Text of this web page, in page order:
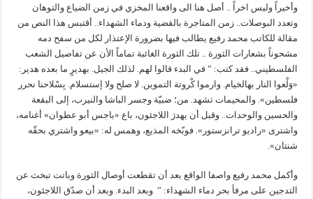
وأخيراً وليس اخراً .. أصل هنا الى واقعنا المخزي في زمن الضياع والتوهان
وتعدد البوصلات.. زمن المتاجرة بالقضية ودماء الشهداء.. أقتبس هذا النص من
مقالة للكاتب محمد رفيع يطالب فيها بضرورة الإعتذار لكل من سفح دمه
مشحوناً بشعارات الثورة .. تلك الثورة الغائبة تماماً الأن عن تفاصيل الشعب
الفلسطيني.. فقد كتب: ” في البدء قالوا لهم. لذلك الجيل. بهديرٍ ما بعده هدير:
«وَلْعوا النار بهالخيام. وارموا كْروتة التموين. لا صلح ولا إستسلام. بِسْلاحنا نحرر
فلسطين». والمخيمات تشهد. من؛ ضبيّة وجسر الباشا والنيرب، إلى البقعة
والحسين والوحدات.. وقبل أن يهدرَ اللاجئون، باع «باجس أبو عطوان» أغنامه،
واشترى «راديو ترانزستور». فوبّخه المذيع، وهمس له: «بيعو واشتري بحقّه
شنتان».
وأكمل محمد رفيع واصفا الواقع بعد أن تقطعت أوصال الثورة وباتت تبخث عن
التدجين على مرفأ بحر دماء الشهداء: ” وبعد البدء. وبعد أن صدّق اللاجئون،